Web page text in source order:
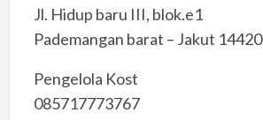
Jl. Hidup baru III, blok.e1
Pademangan barat – Jakut 14420
Pengelola Kost
085717773767